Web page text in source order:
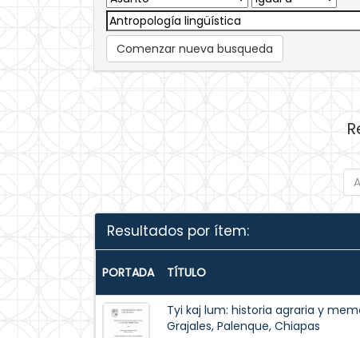
Comenzar nueva busqueda
Resultados por ítem:
PORTADA TÍTULO
Tyi kaj lum: historia agraria y
Grajales, Palenque, Chiapas